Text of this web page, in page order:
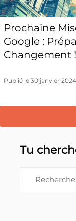
Prochaine
Google :
Changement !
Publié le 30 janvier 2024
Tu